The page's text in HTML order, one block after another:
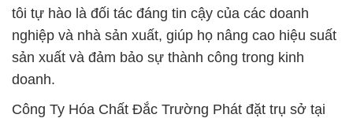
tôi tự hào là đối tác đáng tin cậy của các doanh
nghiệp và nhà sản xuất, giúp họ nâng cao hiệu suất
sản xuất và đảm bảo sự thành công trong kinh
doanh.
Công Ty Hóa Chất Đắc Trường Phát đặt trụ sở tại